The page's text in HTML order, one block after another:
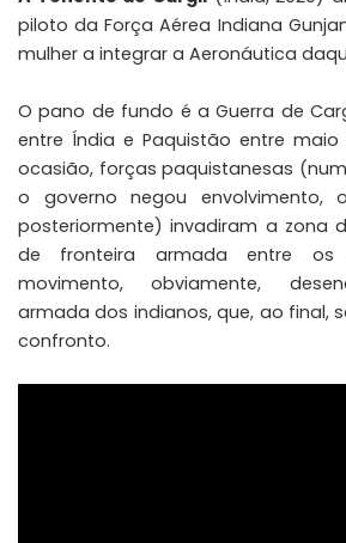
piloto da Força Aérea Indiana
mulher a integrar a Aeronáutica
O pano de fundo é aGuerra de
entre Índia e Paquistão entre maio
ocasião, forças paquistanesas
o governo negou envolvimento,
posteriormente) invadiram a zona
de fronteira armada entre os
movimento, obviamente,
armada dos indianos, que, ao final,
confronto.